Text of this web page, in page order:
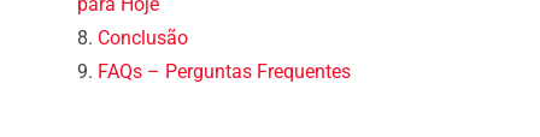
Conclusão
FAQs – Perguntas Frequentes